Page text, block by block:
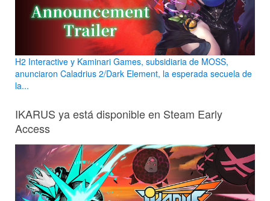
H2 Interactive y Kaminari Games, subsidiaria de MOSS,
anunciaron Caladrius 2/Dark Element, la esperada secuela de
la...
IKARUS ya está disponible en Steam Early
Access